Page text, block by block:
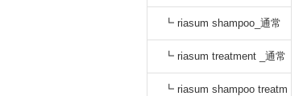
_通常
┗ riasum shampoo_通常
┗ riasum treatment _通常
┗ riasum shampoo treatm